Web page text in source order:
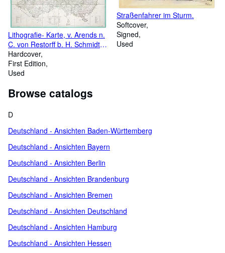
Lithografie- Karte, v. Arends n.
C. von Restorff b. H. Schmidt
und von Cossel in Wismar,
"Charte der Großherzogthümer
Mecklenburg-Schwerin und
zuverlaessigsten Huelfsquellen
Hardcover
First Edition
Used
Straßenfahrer im Sturm.
Softcover
Signed
Used
Browse catalogs
D
Deutschland - Ansichten Baden-Württemberg
Deutschland - Ansichten Bayern
Deutschland - Ansichten Berlin
Deutschland - Ansichten Brandenburg
Deutschland - Ansichten Bremen
Deutschland - Ansichten Deutschland
Deutschland - Ansichten Hamburg
Deutschland - Ansichten Hessen